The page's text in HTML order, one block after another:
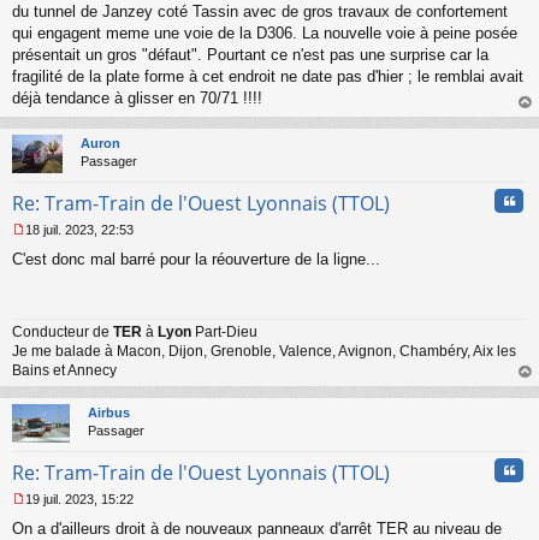
s
s
a
g
e
n
o
n
l
u
du tunnel de Janzey coté Tassin avec de gros travaux de confortement
qui engagent meme une voie de la D306. La nouvelle voie à peine posée
présentait un gros "défaut". Pourtant ce n'est pas une surprise car la
fragilité de la plate forme à cet endroit ne date pas d'hier ; le remblai avait
déjà tendance à glisser en 70/71 !!!!
au
Auron
Passager
Re: Tram-Train de l'Ouest Lyonnais (TTOL)
e
g
e
n
o
n
l
u
18 juil. 2023, 22:53
C'est donc mal barré pour la réouverture de la ligne...
Conducteur de TER à Lyon Part-Dieu
Je me balade à Macon, Dijon, Grenoble, Valence, Avignon, Chambéry, Aix les
Bains et Annecy
au
Airbus
Passager
Re: Tram-Train de l'Ouest Lyonnais (TTOL)
e
19 juil. 2023, 15:22
On a d'ailleurs droit à de nouveaux panneaux d'arrêt TER au niveau de